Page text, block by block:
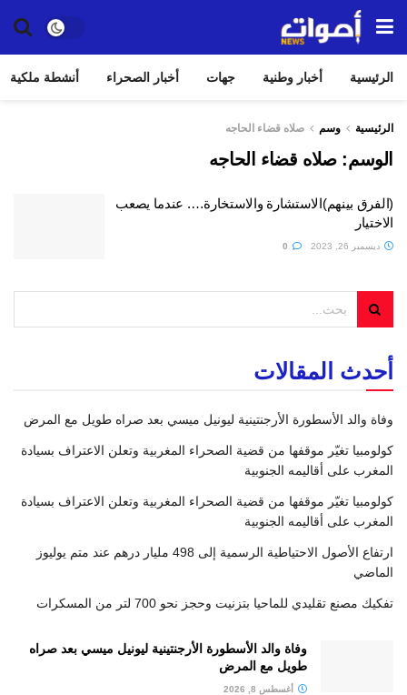
الرئيسية أخبار وطنية جهات أخبار الصحراء أنشطة ملكية
الرئيسية وسم صلاه قضاء الحاجه
الوسم:صلاه قضاء الحاجه
(الفرق بينهم)الاستشارة والاستخارة…. عندما يصعب
الاختيار
ديسمبر 26, 2023
أحدث المقالات
وفاة والد الأسطورة الأرجنتينية ليونيل ميسي بعد صراه طويل مع المرض
كولومبيا تغيّر موقفها من قضية الصحراء المغربية وتعلن الاعتراف بسيادة
المغرب على أقاليمه الجنوبية
كولومبيا تغيّر موقفها من قضية الصحراء المغربية وتعلن الاعتراف بسيادة
المغرب على أقاليمه الجنوبية
ارتفاع الأصول الاحتياطية الرسمية إلى 498 مليار درهم عند متم يوليوز
الماضي
تفكيك مصنع تقليدي للماحيا بتزنيت وحجز نحو 700 لتر من المسكرات
وفاة والد الأسطورة الأرجنتينية ليونيل ميسي بعد صراه
طويل مع المرض
أغسطس 8, 2026